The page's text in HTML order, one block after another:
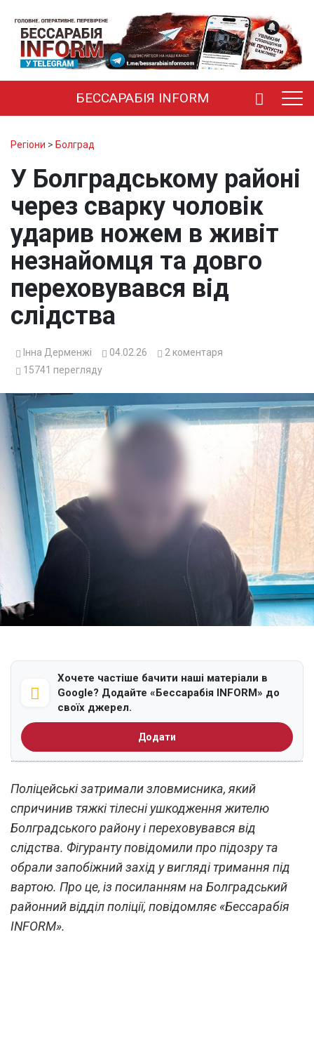
БЕССАРАБІЯ INFORM
Регіони > Болград
У Болградському районі
через сварку чоловік
ударив ножем в живіт
незнайомця та довго
переховувався від
слідства
Інна Дерменжі 04.02.26 2 коментаря
15741 перегляду
Хочете частіше бачити наші матеріали в
Google? Додайте «Бессарабія INFORM» до
своїх джерел.
Додати
Поліцейські затримали зловмисника, який
спричинив тяжкі тілесні ушкодження жителю
Болградського району і переховувався від
слідства. Фігуранту повідомили про підозру та
обрали запобіжний захід у вигляді тримання під
вартою. Про це, із посиланням на Болградський
районний відділ поліції, повідомляє «Бессарабія
INFORM».